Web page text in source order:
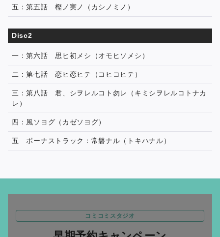
五：第五話 樫ノ実ノ（カシノミノ）
Disc2
一：第六話 思ヒ初メシ（オモヒソメシ）
二：第七話 恋ヒ恋ヒテ（コヒコヒテ）
三：第八話 君、シヲレルコト勿レ（キミシヲレルコトナカ
レ）
四：風ソヨグ（カゼソヨグ）
五 ボーナストラック：常磐ナル（トキハナル）
コミコミスタジオ